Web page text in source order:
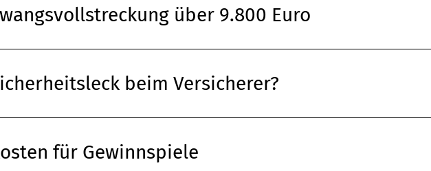
über 9.800 Euro
beim Versicherer?
für Gewinnspiele